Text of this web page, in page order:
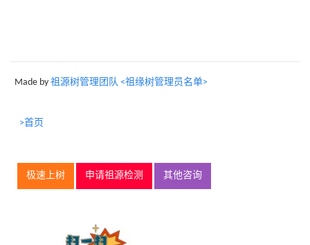
Made by 祖源树管理团队 <祖缘树管理员名单>
>首页
极速上树 申请祖源检测 其他咨询